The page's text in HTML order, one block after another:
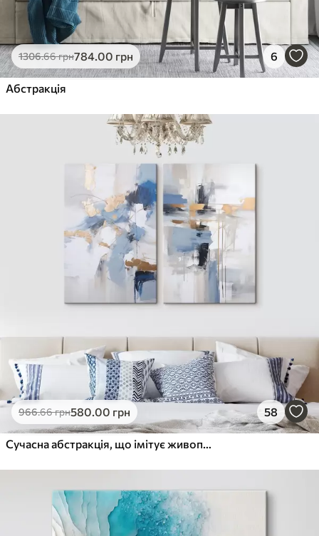
1306.66грн784.00 грн 6
Абстракція
966.66грн580.00 грн 58
Сучасна абстракція, що імітує живопис